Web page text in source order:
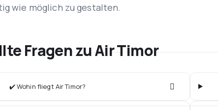
wie möglich zu gestalten.
Fragen zu Air Timor
✔️ Wohin fliegt Air Timor?